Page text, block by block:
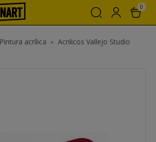
0
Pintura acrílica Acrilicos Vallejo Studio